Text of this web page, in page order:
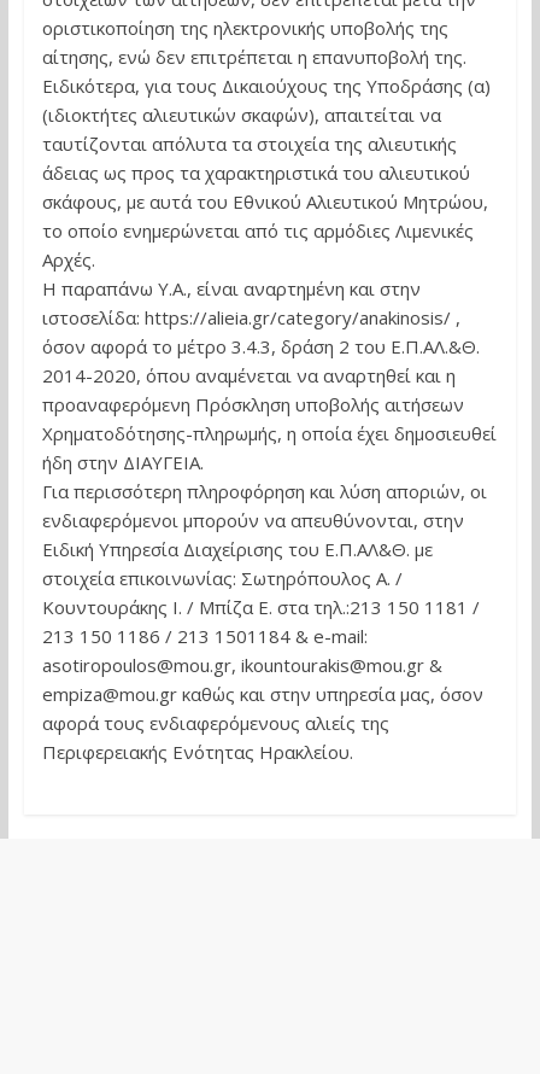
οριστικοποίηση της ηλεκτρονικής υποβολής της
αίτησης, ενώ δεν επιτρέπεται η επανυποβολή της.
Ειδικότερα, για τους Δικαιούχους της Υποδράσης (α)
(ιδιοκτήτες αλιευτικών σκαφών), απαιτείται να
ταυτίζονται απόλυτα τα στοιχεία της αλιευτικής
άδειας ως προς τα χαρακτηριστικά του αλιευτικού
σκάφους, με αυτά του Εθνικού Αλιευτικού Μητρώου,
το οποίο ενημερώνεται από τις αρμόδιες Λιμενικές
Αρχές.
Η παραπάνω Υ.Α., είναι αναρτημένη και στην
ιστοσελίδα: https://alieia.gr/category/anakinosis/ ,
όσον αφορά το μέτρο 3.4.3, δράση 2 του Ε.Π.ΑΛ.&Θ.
2014-2020, όπου αναμένεται να αναρτηθεί και η
προαναφερόμενη Πρόσκληση υποβολής αιτήσεων
Χρηματοδότησης-πληρωμής, η οποία έχει δημοσιευθεί
ήδη στην ΔΙΑΥΓΕΙΑ.
Για περισσότερη πληροφόρηση και λύση αποριών, οι
ενδιαφερόμενοι μπορούν να απευθύνονται, στην
Ειδική Υπηρεσία Διαχείρισης του Ε.Π.ΑΛ&Θ. με
στοιχεία επικοινωνίας: Σωτηρόπουλος Α. /
Κουντουράκης Ι. / Μπίζα Ε. στα τηλ.:213 150 1181 /
213 150 1186 / 213 1501184 & e-mail:
asotiropoulos@mou.gr, ikountourakis@mou.gr &
empiza@mou.gr καθώς και στην υπηρεσία μας, όσον
αφορά τους ενδιαφερόμενους αλιείς της
Περιφερειακής Ενότητας Ηρακλείου.